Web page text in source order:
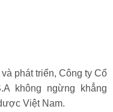
phát triển, Công ty Cổ
không ngừng khẳng
Việt Nam.